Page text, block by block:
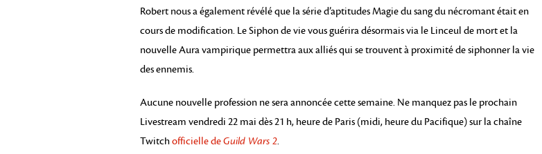
Robert nous a également révélé que la série d’aptitudes Magie du sang du nécromant était en
cours de modification. Le Siphon de vie vous guérira désormais via le Linceul de mort et la
nouvelle Aura vampirique permettra aux alliés qui se trouvent à proximité de siphonner la vie
des ennemis.
Aucune nouvelle profession ne sera annoncée cette semaine. Ne manquez pas le prochain
Livestream vendredi 22 mai dès 21 h, heure de Paris (midi, heure du Pacifique) sur la chaîne
Twitchofficielle deGuild Wars 2.